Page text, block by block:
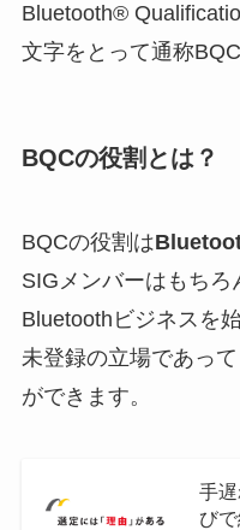
Bluetooth®
文字をとって通称
BQCの役割とは？
BQCの役割は
SIGメンバーはもちろ
Bluetoothビジネスを
未登録の立場であっ
ができます。
手
び